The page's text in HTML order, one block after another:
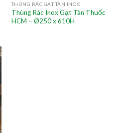
THÙNG RÁC GẠT TÀN INOX
Thùng Rác Inox Gạt Tàn Thuốc
HCM – Ø250 x 610H